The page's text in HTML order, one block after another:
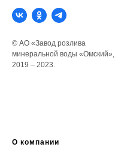
© АО «Завод розлива
минеральной воды «Омский»,
2019 – 2023.
О компании